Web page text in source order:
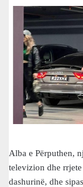
Alba e Përputhen,
televizion dhe
dashurinë, dhe